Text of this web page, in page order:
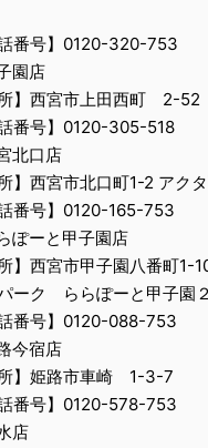
話番号】0120-320-753
園店
所】西宮市上田西町 2-52
話番号】0120-305-518
北口店
所】西宮市北口町1-2 アク
話番号】0120-165-753
ぽーと甲子園店
所】西宮市甲子園八番町
ーク ららぽーと甲子園
話番号】0120-088-753
今宿店
所】姫路市車崎 1-3-7
話番号】0120-578-753
店